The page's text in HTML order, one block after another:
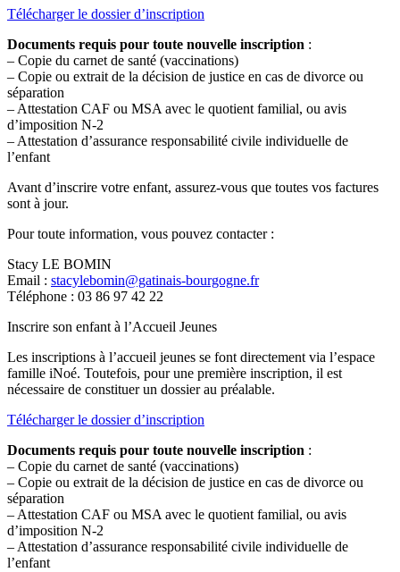
Télécharger le dossier d’inscription
Documents requis pour toute nouvelle inscription :
– Copie du carnet de santé (vaccinations)
– Copie ou extrait de la décision de justice en cas de divorce ou
séparation
– Attestation CAF ou MSA avec le quotient familial, ou avis
d’imposition N-2
– Attestation d’assurance responsabilité civile individuelle de
l’enfant
Avant d’inscrire votre enfant, assurez-vous que toutes vos factures
sont à jour.
Pour toute information, vous pouvez contacter :
Stacy LE BOMIN
Email : stacylebomin@gatinais-bourgogne.fr
Téléphone : 03 86 97 42 22
Inscrire son enfant à l’Accueil Jeunes
Les inscriptions à l’accueil jeunes se font directement via l’espace
famille iNoé. Toutefois, pour une première inscription, il est
nécessaire de constituer un dossier au préalable.
Télécharger le dossier d’inscription
Documents requis pour toute nouvelle inscription :
– Copie du carnet de santé (vaccinations)
– Copie ou extrait de la décision de justice en cas de divorce ou
séparation
– Attestation CAF ou MSA avec le quotient familial, ou avis
d’imposition N-2
– Attestation d’assurance responsabilité civile individuelle de
l’enfant